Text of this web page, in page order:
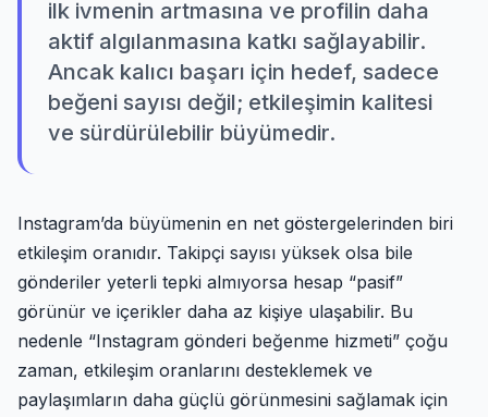
ilk ivmenin artmasına ve profilin daha
aktif algılanmasına katkı sağlayabilir.
Ancak kalıcı başarı için hedef, sadece
beğeni sayısı değil; etkileşimin kalitesi
ve sürdürülebilir büyümedir.
Instagram’da büyümenin en net göstergelerinden biri
etkileşim oranıdır. Takipçi sayısı yüksek olsa bile
gönderiler yeterli tepki almıyorsa hesap “pasif”
görünür ve içerikler daha az kişiye ulaşabilir. Bu
nedenle “Instagram gönderi beğenme hizmeti” çoğu
zaman, etkileşim oranlarını desteklemek ve
paylaşımların daha güçlü görünmesini sağlamak için